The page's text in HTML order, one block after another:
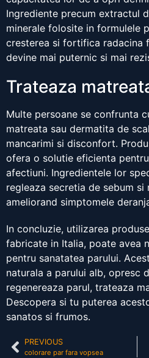
Ingrediente precum extractul
minerale folosite in formulele
cresterea si fortifica radacina
devine mai puternic si mai
Trateaza
Multe persoane se confrunta
matreata sau dermatita de
mancarimi si disconfort.
ofera o solutie eficienta
afectiuni. Ingredientele lor
regleaza secretia de sebum si
ameliorand simptomele
In concluzie, utilizarea
fabricate in Italia, poate avea
pentru sanatatea parului.
naturala a parului alb, opresc
regenereaza parul, trateaza
Descopera si tu puterea
sanatos si frumos.
PREVIOUS
colorare par fara vopsea